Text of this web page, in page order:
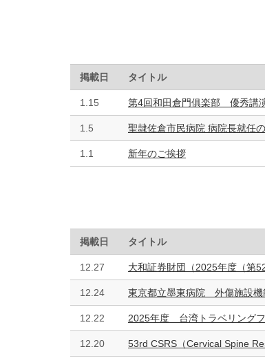
掲載日 タイトル
1.15 第4回和田倉門俱楽部 優秀講
1.5 聖隷佐倉市民病院 病院長就任
1.1 新年のご挨拶
掲載日 タイトル
12.27 大和証券財団（2025年度（第
12.24 東京都立墨東病院 外傷施設機
12.22 2025年度 台湾トラベリング
12.20 53rd CSRS（Cervical Spine